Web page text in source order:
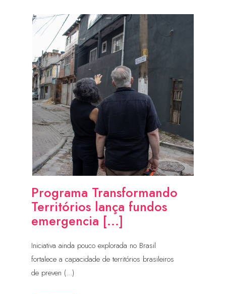
Programa Transformando
Territórios lança fundos
emergencia [...]
Iniciativa ainda pouco explorada no Brasil
fortalece a capacidade de territórios brasileiros
de preven (...)